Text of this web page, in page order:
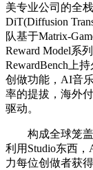
美专业公司的全
DiT(Diffusion
队基于Matrix-
Reward Model系
RewardBench上
创做功能，AI音
率的提拔，海外
驱动。
构成全球笼盖
利用Studio东西
力每位创做者获